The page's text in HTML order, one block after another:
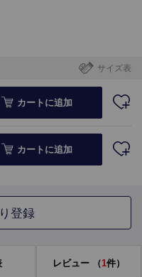
サイズ表
カートに追加
カートに追加
登録
レビュー （1件）